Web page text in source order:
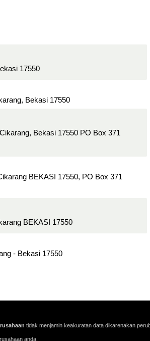
17550
Bekasi 17550
Bekasi 17550 PO Box 371
BEKASI 17550, PO Box 371
BEKASI 17550
- Bekasi 17550
tidak menjamin keakuratan data dikarenakan
anda.